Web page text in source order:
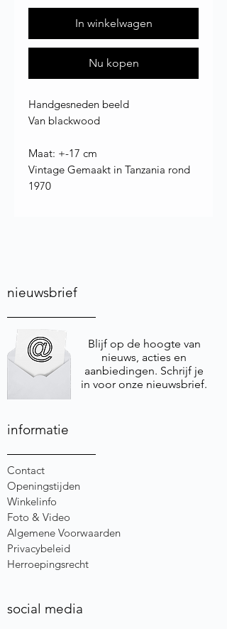
In winkelwagen
Nu kopen
Handgesneden beeld
Van blackwood
Maat: +-17 cm
Vintage Gemaakt in Tanzania rond
1970
nieuwsbrief
Blijf op de hoogte van
nieuws, acties en
aanbiedingen. Schrijf je
in voor onze nieuwsbrief.
informatie
Contact
Openingstijden
Winkelinfo
Foto & Video
Algemene Voorwaarden
Privacybeleid
Herroepingsrecht
social media